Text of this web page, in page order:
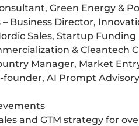
Green Energy &
Business Director,
Sales, Startup
& Cleantech
Manager, Market
founder, AI Prompt Advisory
and GTM strategy for